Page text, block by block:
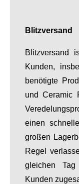
Blitzversand
Blitzversand
Kunden,
benötigte
und Ceramic
einen
großen
Regel
gleichen
Kunden